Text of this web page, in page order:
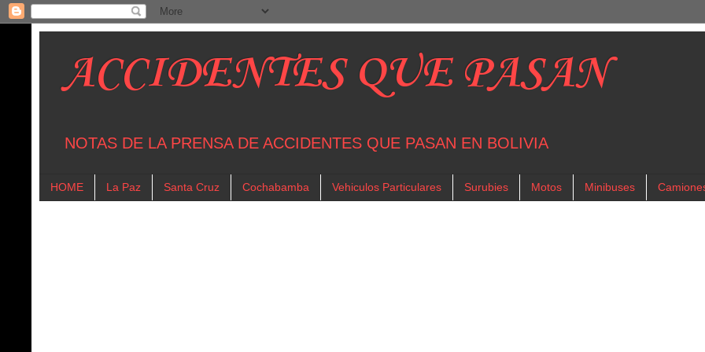
ACCIDENTES QUE PASAN
NOTAS DE LA PRENSA DE ACCIDENTES QUE PASAN EN BOLIVIA
HOME La Paz Santa Cruz Cochabamba Vehiculos Particulares Surubies Motos Minibuses